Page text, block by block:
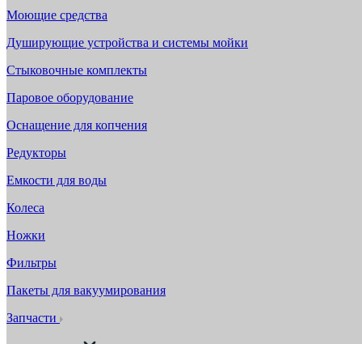
Моющие средства
Душирующие устройства и системы мойки
Стыковочные комплекты
Паровое оборудование
Оснащение для копчения
Редукторы
Емкости для воды
Колеса
Ножки
Фильтры
Пакеты для вакуумирования
Запчасти